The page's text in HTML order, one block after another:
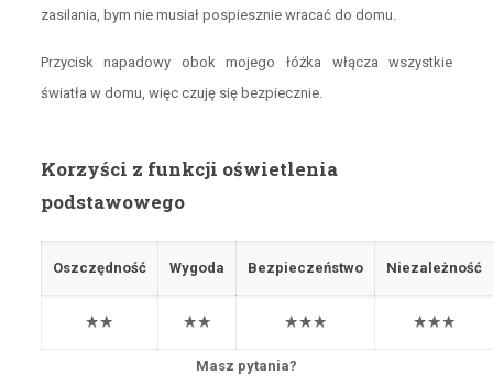
zasilania, bym nie musiał pospiesznie wracać do domu.
Przycisk napadowy obok mojego łóżka włącza wszystkie
światła w domu, więc czuję się bezpiecznie.
Korzyści z funkcji oświetlenia
podstawowego
Oszczędność Wygoda Bezpieczeństwo Niezależność
Masz pytania?